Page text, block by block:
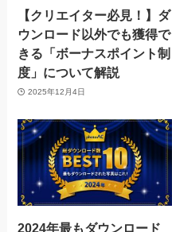
【クリエイター必見！】ダ
ウンロード以外でも獲得で
きる「ボーナスポイント制
度」について解説
2025年12月4日
2024年最もダウンロード